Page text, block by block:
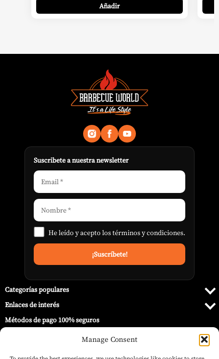
Manage Consent
Añadir
Suscribete a nuestra newsletter
He leído y acepto lostérminos y condiciones.
Categorías populares
Enlaces de interés
Métodos de pago 100% seguros